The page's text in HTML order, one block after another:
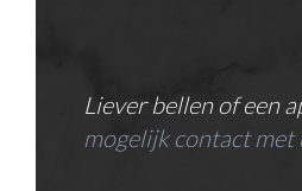
Liever bellen of een
mogelijk contact met